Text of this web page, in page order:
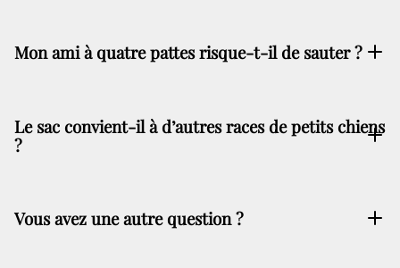
Mon ami à quatre pattes risque-t-il de sauter ?
Le sac convient-il à d’autres races de petits chiens
?
Vous avez une autre question ?